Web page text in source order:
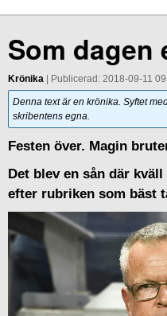
Som dagen
Krönika | Publicerad: 2018-09-11
Denna text är en krönika. Syftet
skribentens egna.
Festen över. Magin
Det blev en sån där
efter rubriken som bäst